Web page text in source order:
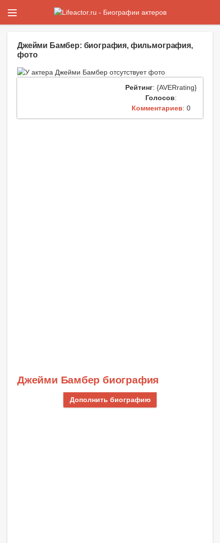
Джейми Бамбер: биография, фильмография,
фото
Рейтинг: {AVERrating}
Голосов:
Комментариев: 0
Джейми Бамбер биография
Дополнить биографию